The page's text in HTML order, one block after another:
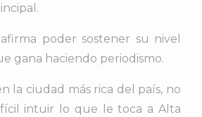
poder sostener su nivel
gana haciendo periodismo.
la ciudad más rica del país, no
intuir lo que le toca a Alta